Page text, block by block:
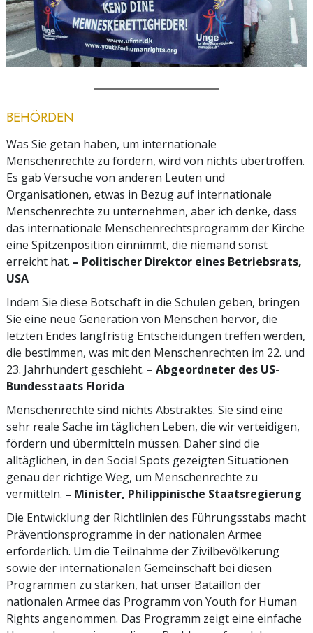
BEHÖRDEN
Was Sie getan haben, um internationale
Menschenrechte zu fördern, wird von nichts übertroffen.
Es gab Versuche von anderen Leuten und
Organisationen, etwas in Bezug auf internationale
Menschenrechte zu unternehmen, aber ich denke, dass
das internationale Menschenrechtsprogramm der Kirche
eine Spitzenposition einnimmt, die niemand sonst
erreicht hat. – Politischer Direktor eines Betriebsrats,
USA
Indem Sie diese Botschaft in die Schulen geben, bringen
Sie eine neue Generation von Menschen hervor, die
letzten Endes langfristig Entscheidungen treffen werden,
die bestimmen, was mit den Menschenrechten im 22. und
23. Jahrhundert geschieht. – Abgeordneter des US-
Bundesstaats Florida
Menschenrechte sind nichts Abstraktes. Sie sind eine
sehr reale Sache im täglichen Leben, die wir verteidigen,
fördern und übermitteln müssen. Daher sind die
alltäglichen, in den Social Spots gezeigten Situationen
genau der richtige Weg, um Menschenrechte zu
vermitteln. – Minister, Philippinische Staatsregierung
Die Entwicklung der Richtlinien des Führungsstabs macht
Präventionsprogramme in der nationalen Armee
erforderlich. Um die Teilnahme der Zivilbevölkerung
sowie der internationalen Gemeinschaft bei diesen
Programmen zu stärken, hat unser Bataillon der
nationalen Armee das Programm von Youth for Human
Rights angenommen. Das Programm zeigt eine einfache